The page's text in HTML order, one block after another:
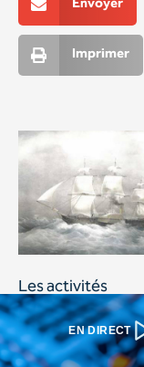
EN DIRECT